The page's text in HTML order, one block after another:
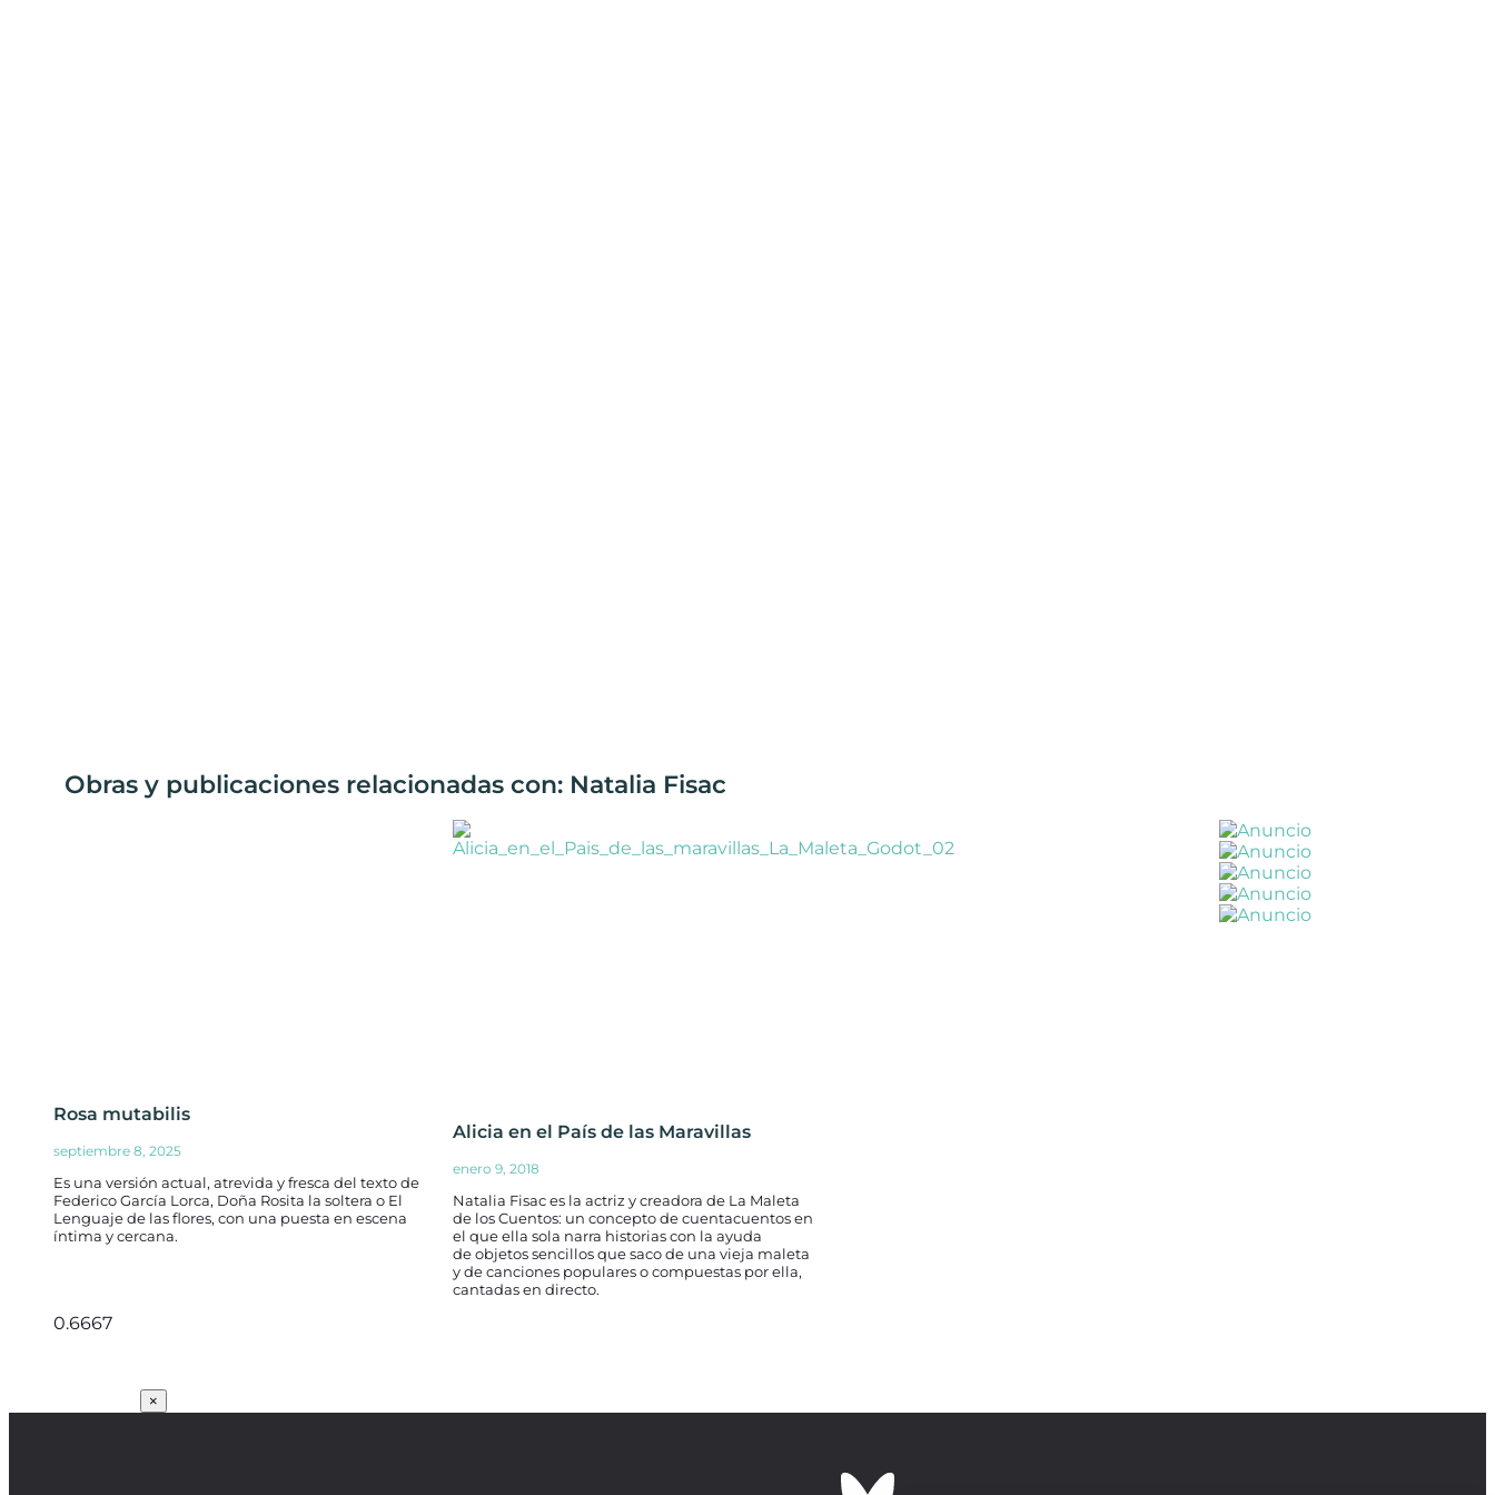
Obras y publicaciones relacionadas con: Natalia Fisac
Rosa mutabilis
septiembre 8, 2025
Es una versión actual, atrevida y fresca del texto de
Federico García Lorca, Doña Rosita la soltera o El
Lenguaje de las flores, con una puesta en escena
íntima y cercana.
Alicia en el País de las Maravillas
enero 9, 2018
Natalia Fisac es la actriz y creadora de La Maleta
de los Cuentos: un concepto de cuentacuentos en
el que ella sola narra historias con la ayuda
de objetos sencillos que saco de una vieja maleta
y de canciones populares o compuestas por ella,
cantadas en directo.
×